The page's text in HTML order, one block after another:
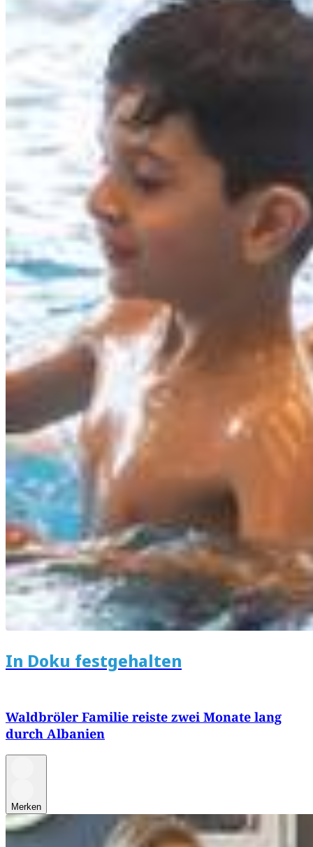
In Doku festgehalten
Waldbröler Familie reiste zwei Monate lang
durch Albanien
Merken